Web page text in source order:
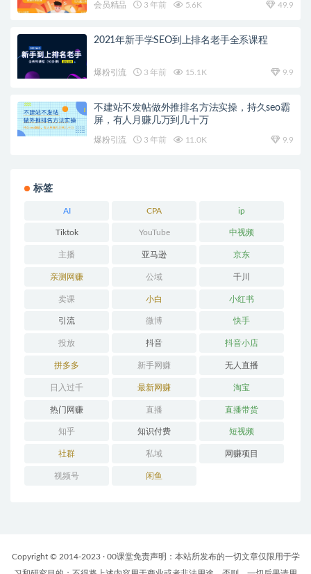
会员精品 3 年前 5.6K 49.9
2021年新手学SEO到上排名老手全系课程
爆粉引流 3 年前 15.1K 9.9
不建站不发帖做外推排名方法实操，持久seo霸
屏，有人月赚几万到几十万
爆粉引流 3 年前 11.0K 9.9
标签
AI CPA ip
Tiktok YouTube 中视频
主播 亚马逊 京东
亲测网赚 公域 千川
卖课 小白 小红书
引流 微博 快手
投放 抖音 抖音小店
拼多多 新手网赚 无人直播
日入过千 最新网赚 淘宝
热门网赚 直播 直播带货
知乎 知识付费 短视频
社群 私域 网赚项目
视频号 闲鱼
Copyright © 2014-2023 · 00课堂免责声明：本站所发布的一切文章仅限用于学